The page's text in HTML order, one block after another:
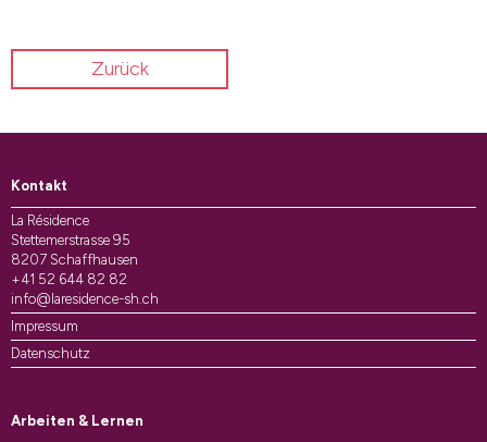
Zurück
Kontakt
La Résidence
Stettemerstrasse 95
8207 Schaffhausen
+41 52 644 82 82
info@laresidence-sh.ch
Impressum
Datenschutz
Arbeiten & Lernen